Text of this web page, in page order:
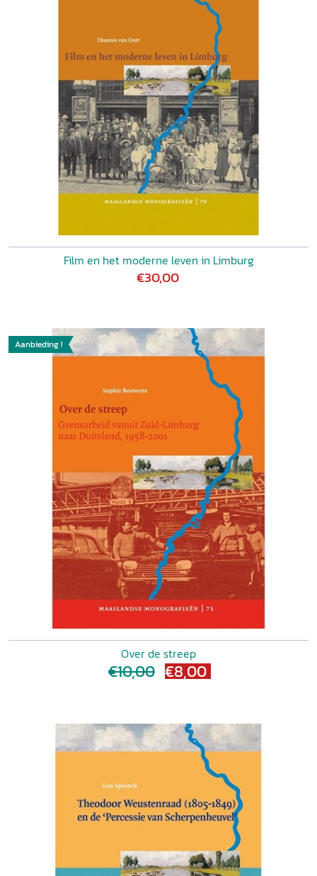
Film en het moderne leven in Limburg
€30,00
Over de streep
€10,00 €8,00
Aanbieding !